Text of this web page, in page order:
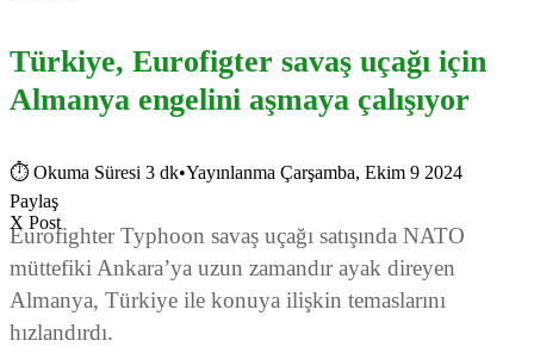
Türkiye, Eurofigter savaş uçağı için
Almanya engelini aşmaya çalışıyor
⏱ Okuma Süresi 3 dk•Yayınlanma Çarşamba, Ekim 9 2024
Paylaş
X Post
Eurofighter Typhoon savaş uçağı satışında NATO
müttefiki Ankara’ya uzun zamandır ayak direyen
Almanya, Türkiye ile konuya ilişkin temaslarını
hızlandırdı.